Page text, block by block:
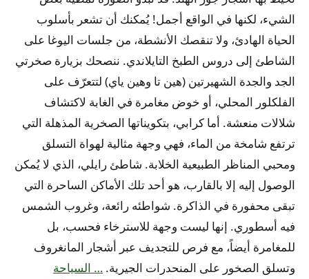
الشيء، لكنها في الواقع أجمل! يُمكنك أن تشعر بأسلوب
الحياة الهادئ، ولا تنقصك الأنشطة، من جلسات اليوغا على
الشاطئ إلى دروس الطبخ التايلاندي. ننصحك بزيارة صخرتي
الجد والجدة الشهيرتين (هين تا وهين ياي) لتتعرّف على
الفلكلور المحلي، أو خوض مغامرة في الغابة لاكتشاف
شلالات منعشة. أما كرابي، بتكويناتها الصخرية المذهلة التي
ترتفع شامخة من الماء، فهي وجهة مثالية لهواة التسلق
ومحبي المناظر الطبيعية الخلابة. شاطئ رايلي، الذي لا يُمكن
الوصول إليه إلا بالقارب، هو أحد تلك الأماكن الساحرة التي
تبقى محفورة في الذاكرة. شواطئه رائعة، وغروب الشمس
فيه أسطوري. إنها ليست وجهة للاسترخاء فحسب، بل
للمغامرة أيضاً، مع فرص للتجديف عبر أشجار المانغروف
وتسلق الصخور على المنحدرات الجيرية. … السياحة